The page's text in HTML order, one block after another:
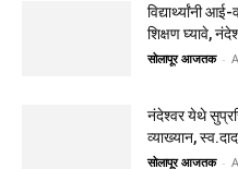
विद्यार्थ्यांनी
शिक्षण घ्यावे,
सोलापूर आजतक -
नंदेश्वर येथे
व्याख्यान,
सोलापूर आजतक -